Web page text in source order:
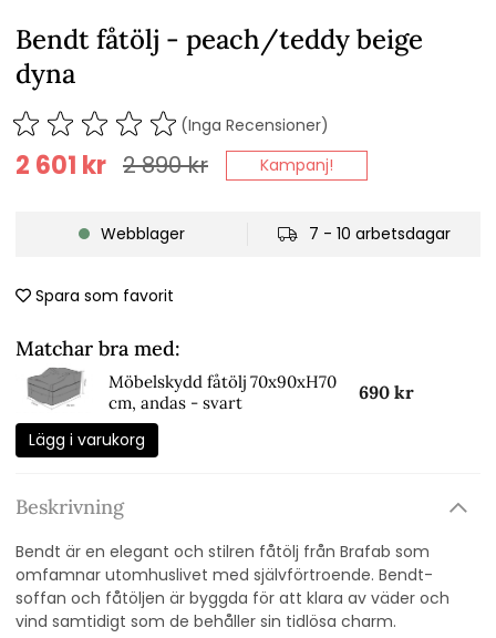
Bendt fåtölj - peach/teddy beige
dyna
(Inga Recensioner)
2 890kr
2 601 kr Kampanj!
Webblager 7 - 10 arbetsdagar
Spara som favorit
Matchar bra med:
Möbelskydd fåtölj 70x90xH70
cm, andas - svart
690 kr
Lägg i varukorg
Beskrivning
Bendt är en elegant och stilren fåtölj från Brafab som
omfamnar utomhuslivet med självförtroende. Bendt-
soffan och fåtöljen är byggda för att klara av väder och
vind samtidigt som de behåller sin tidlösa charm.